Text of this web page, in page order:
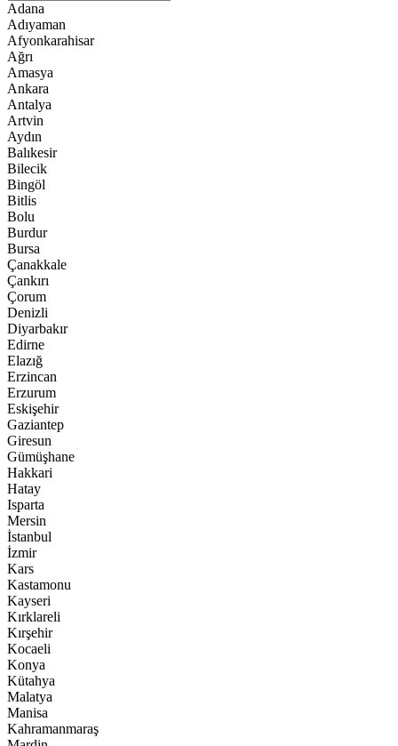
Adana
Adıyaman
Afyonkarahisar
Ağrı
Amasya
Ankara
Antalya
Artvin
Aydın
Balıkesir
Bilecik
Bingöl
Bitlis
Bolu
Burdur
Bursa
Çanakkale
Çankırı
Çorum
Denizli
Diyarbakır
Edirne
Elazığ
Erzincan
Erzurum
Eskişehir
Gaziantep
Giresun
Gümüşhane
Hakkari
Hatay
Isparta
Mersin
İstanbul
İzmir
Kars
Kastamonu
Kayseri
Kırklareli
Kırşehir
Kocaeli
Konya
Kütahya
Malatya
Manisa
Kahramanmaraş